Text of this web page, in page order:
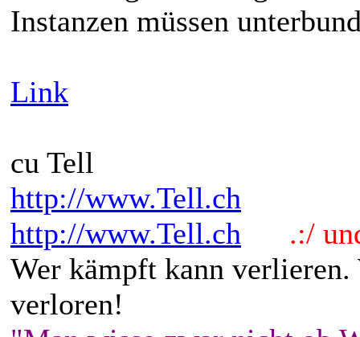
Instanzen müssen
Link
cu Tell
http://www.Tell.ch
http://www.Tell.ch
.:/
Wer kämpft kann
verloren!